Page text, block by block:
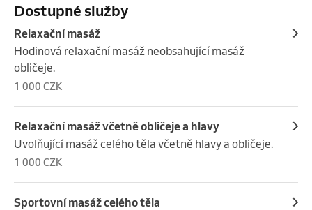
Dostupné služby
Relaxační masáž
Hodinová relaxační masáž neobsahující masáž
obličeje.
1 000 CZK
Relaxační masáž včetně obličeje a hlavy
Uvolňující masáž celého těla včetně hlavy a obličeje.
1 000 CZK
Sportovní masáž celého těla